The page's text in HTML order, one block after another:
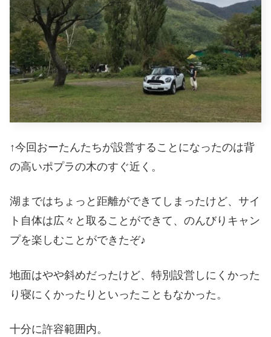
↑今回おーたんたちが設営することになったのは背
の高いポプラの木のすぐ近く。
湖まではちょっと距離ができてしまったけど、サイ
ト自体は広々と取ることができて、のんびりキャン
プを楽しむことができたぞ♪
地面はやや斜めだったけど、特別設営しにくかった
り寝にくかったりといったこともなかった。
十分に許容範囲内。